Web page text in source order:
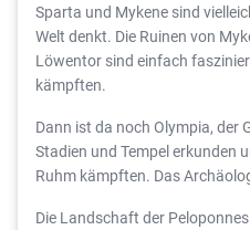
Sparta und Mykene sind
Welt denkt. Die Ruinen von
Löwentor sind einfach
kämpften.
Dann ist da noch Olympia, der
Stadien und Tempel erkunden
Ruhm kämpften. Das
Die Landschaft der